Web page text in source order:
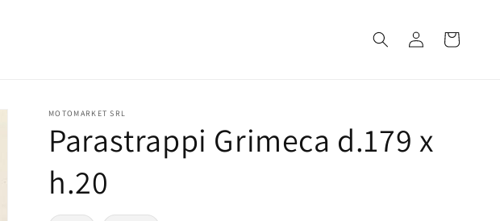
Accedi Carrello
MOTOMARKET SRL
Parastrappi Grimeca d.179 x
h.20